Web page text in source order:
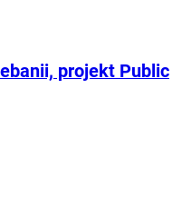
projekt Public